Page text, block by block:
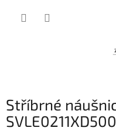
Stříbrné
SVLE0211XD500